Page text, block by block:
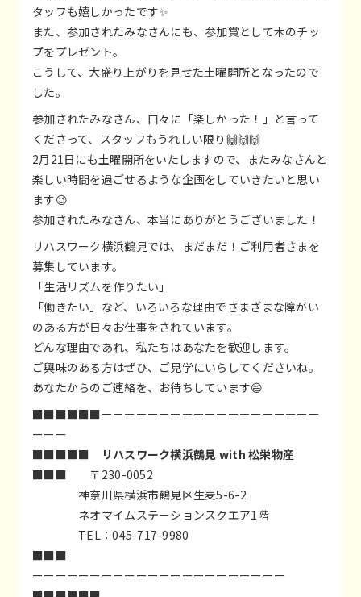
タッフも嬉しかったです✨
また、参加されたみなさんにも、参加賞として木のチッ
プをプレゼント。
こうして、大盛り上がりを見せた土曜開所となったので
した。
参加されたみなさん、口々に「楽しかった！」と言って
くださって、スタッフもうれしい限り🙌🙌🙌
2月21日にも土曜開所をいたしますので、またみなさんと
楽しい時間を過ごせるような企画をしていきたいと思い
ます😉
参加されたみなさん、本当にありがとうございました！
リハスワーク横浜鶴見では、まだまだ！ご利用者さまを
募集しています。
「生活リズムを作りたい」
「働きたい」など、いろいろな理由でさまざまな障がい
のある方が日々お仕事をされています。
どんな理由であれ、私たちはあなたを歓迎します。
ご興味のある方はぜひ、ご見学にいらしてくださいね。
あなたからのご連絡を、お待ちしています😄
■■■■■■ーーーーーーーーーーーーーーーーーーー
ーーー
■■■■■
リハスワーク横浜鶴見 with 松栄物産
■■■ 〒230-0052
神奈川県横浜市鶴見区生麦5-6-2
ネオマイムステーションスクエア1階
TEL：045-717-9980
■■■
ーーーーーーーーーーーーーーーーーーーーーー